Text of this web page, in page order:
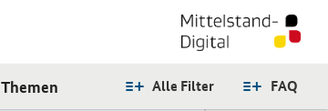
FAQ
Alle Filter
Themen